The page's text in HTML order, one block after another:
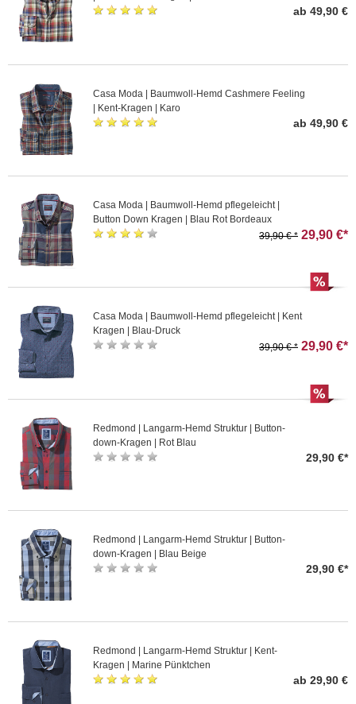
ab 49,90 €
Casa Moda | Baumwoll-Hemd Cashmere Feeling
| Kent-Kragen | Karo
ab 49,90 €
Casa Moda | Baumwoll-Hemd pflegeleicht |
Button Down Kragen | Blau Rot Bordeaux
39,90 € * 29,90 €*
Casa Moda | Baumwoll-Hemd pflegeleicht | Kent
Kragen | Blau-Druck
39,90 € * 29,90 €*
Redmond | Langarm-Hemd Struktur | Button-
down-Kragen | Rot Blau
29,90 €*
Redmond | Langarm-Hemd Struktur | Button-
down-Kragen | Blau Beige
29,90 €*
Redmond | Langarm-Hemd Struktur | Kent-
Kragen | Marine Pünktchen
ab 29,90 €